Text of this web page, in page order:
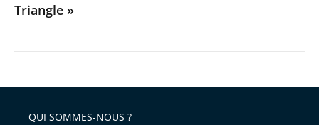
Triangle »
QUI SOMMES-NOUS ?